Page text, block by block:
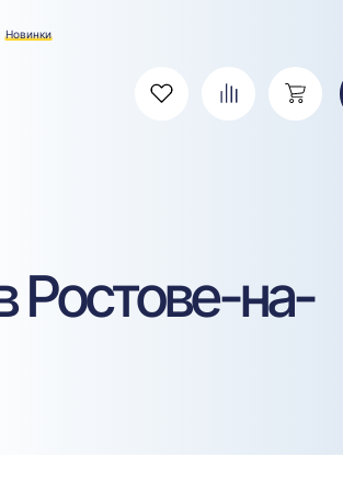
Новинки
Избранное СравнениеКорзина
Ростове-на-